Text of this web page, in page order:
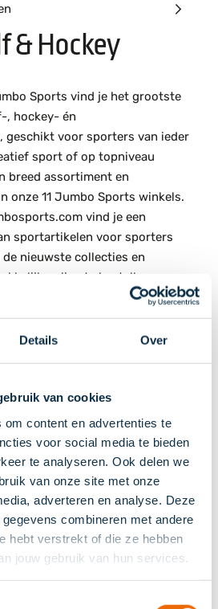
Details Over
van cookies
om content en advertenties te
voor social media te bieden
te analyseren. Ook delen we
van onze site met onze
adverteren en analyse. Deze
combineren met andere
hebt verstrekt of die ze hebben
jouw gebruik van hun services.
& Hockey
Sports vind je het grootste
, hockey- én
voor sporters van ieder
sport of op topniveau
breed assortiment en
onze 11 Jumbo Sports winkels.
vind je een
sportartikelen voor sporters
nieuwste collecties en
online te bestellen.
Gift Card besteden bij Jumbo
mindering gebracht op je
kosten kun je
manier afrekenen
Gift Card besteden bij Jumbo
eenvoudig ingewisseld
in onze webshop
de code van je kaart in tijdens
bedrag wordt automatisch